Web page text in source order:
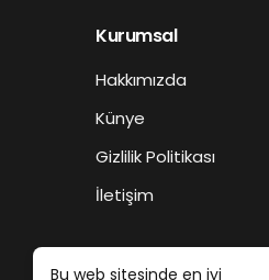
Bu web sitesinde en iyi
Kurumsal
Hakkımızda
Künye
Gizlilik Politikası
İletişim